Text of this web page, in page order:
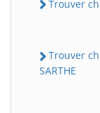
Trouver
Trouver
SARTHE